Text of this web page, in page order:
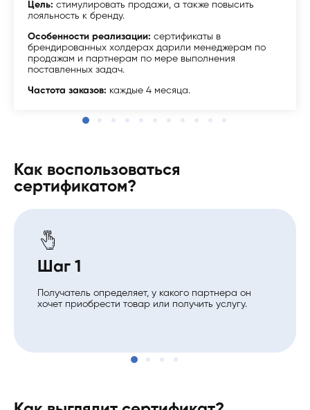
Цель: стимулировать продажи, а также повысить
лояльность к бренду.
Особенности реализации: сертификаты в
брендированных холдерах дарили менеджерам по
продажам и партнерам по мере выполнения
поставленных задач.
Частота заказов: каждые 4 месяца.
Как воспользоваться
сертификатом?
Шаг 1
Получатель определяет, у какого партнера он
хочет приобрести товар или получить услугу.